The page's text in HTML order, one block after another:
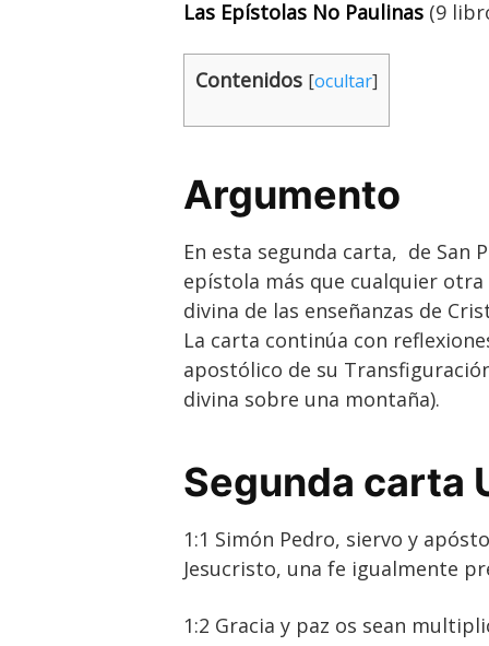
Las Epístolas No Paulinas (9
Contenidos [ocultar]
Argumento
En esta segunda carta, de San
epístola más que cualquier
divina de las enseñanzas de
La carta continúa con
apostólico de su
divina sobre una montaña).
Segunda carta
1:1 Simón Pedro, siervo y
Jesucristo, una fe igualmente
1:2 Gracia y paz os sean